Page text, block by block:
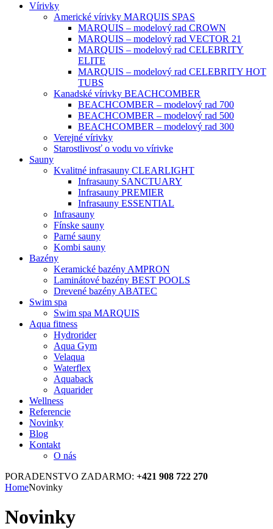
Vírivky
Americké vírivky MARQUIS SPAS
MARQUIS – modelový rad CROWN
MARQUIS – modelový rad VECTOR 21
MARQUIS – modelový rad CELEBRITY
ELITE
MARQUIS – modelový rad CELEBRITY HOT
TUBS
Kanadské vírivky BEACHCOMBER
BEACHCOMBER – modelový rad 700
BEACHCOMBER – modelový rad 500
BEACHCOMBER – modelový rad 300
Verejné vírivky
Starostlivosť o vodu vo vírivke
Sauny
Kvalitné infrasauny CLEARLIGHT
Infrasauny SANCTUARY
Infrasauny PREMIER
Infrasauny ESSENTIAL
Infrasauny
Fínske sauny
Parné sauny
Kombi sauny
Bazény
Keramické bazény AMPRON
Laminátové bazény BEST POOLS
Drevené bazény ABATEC
Swim spa
Swim spa MARQUIS
Aqua fitness
Hydrorider
Aqua Gym
Velaqua
Waterflex
Aquaback
Aquarider
Wellness
Referencie
Novinky
Blog
Kontakt
O nás
PORADENSTVO ZADARMO: +421 908 722 270
HomeNovinky
Novinky